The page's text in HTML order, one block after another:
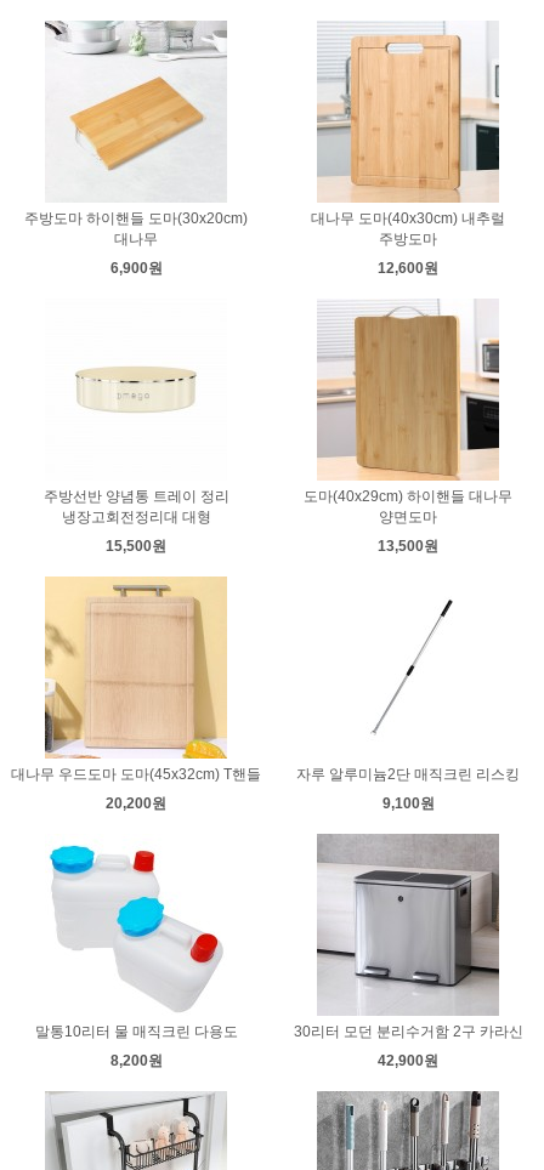
주방도마 하이핸들 도마(30x20cm)
대나무
6,900원
대나무 도마(40x30cm) 내추럴
주방도마
12,600원
주방선반 양념통 트레이 정리
냉장고회전정리대 대형
15,500원
도마(40x29cm) 하이핸들 대나무
양면도마
13,500원
대나무 우드도마 도마(45x32cm) T핸들
20,200원
자루 알루미늄2단 매직크린 리스킹
9,100원
말통10리터 물 매직크린 다용도
8,200원
30리터 모던 분리수거함 2구 카라신
42,900원